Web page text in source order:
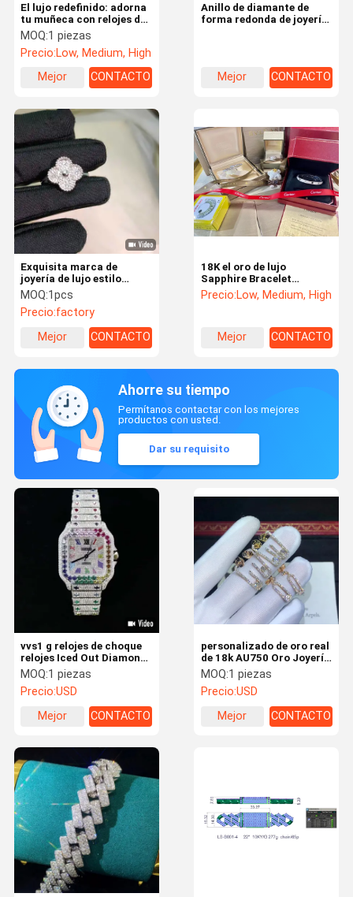
El lujo redefinido: adorna
tu muñeca con relojes de
marca de lujo de oro de
18k reales
MOQ:1 piezas
Precio:Low, Medium, High
Mejor
CONTACTO
Anillo de diamante de
forma redonda de joyería
Mejor
CONTACTO
Exquisita marca de
joyería de lujo estilo
elevador con elegancia y
artesanía atemporales
MOQ:1pcs
Precio:factory
Mejor
CONTACTO
18K el oro de lujo
Sapphire Bracelet
Custom Prong Setting
martilló la ejecución fina
Precio:Low, Medium, High
Mejor
CONTACTO
Ahorre su tiempo
Permítanos contactar con los mejores
productos con usted.
Dar su requisito
personalizado de oro real
de 18k AU750 Oro Joyería
de marca Banderas de
boda Diamante con
orejas
MOQ:1 piezas
Precio:USD
Mejor
CONTACTO
vvs1 g relojes de choque
relojes Iced Out Diamond
Hip Hop Bling Joyería
caja de hielo joyería
relojes de diamante para
MOQ:1 piezas
Precio:USD
Mejor
CONTACTO